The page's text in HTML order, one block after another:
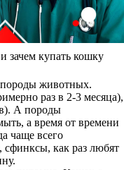
зачем купать кошку
породы животных.
раз в 2-3 месяца),
А породы
а время от времени
чаще всего
сфинксы, как раз любят